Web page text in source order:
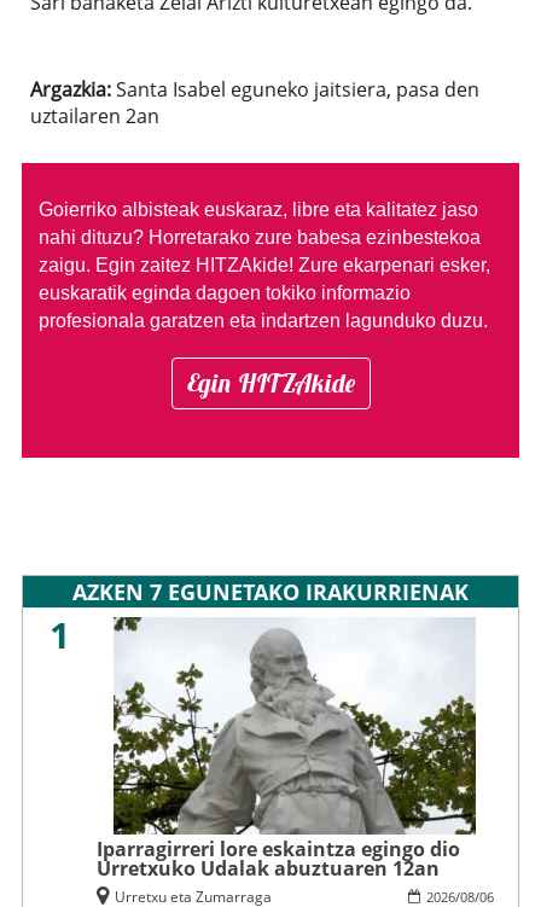
Argazkia:Santa Isabel eguneko jaitsiera, pasa den
uztailaren 2an
Goierriko albisteak euskaraz, libre eta kalitatez jaso
nahi dituzu? Horretarako zure babesa ezinbestekoa
zaigu. Egin zaitez HITZAkide! Zure ekarpenari esker,
euskaratik eginda dagoen tokiko informazio
profesionala garatzen eta indartzen lagunduko duzu.
Egin HITZAkide
AZKEN 7 EGUNETAKO IRAKURRIENAK
1
Iparragirreri lore eskaintza egingo dio
Urretxuko Udalak abuztuaren 12an
2026/08/06
Urretxu eta Zumarraga